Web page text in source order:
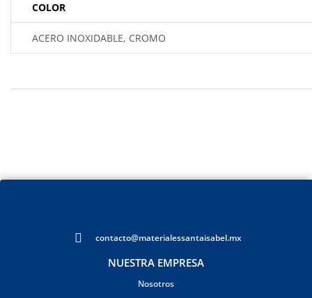
COLOR
ACERO INOXIDABLE, CROMO
contacto@materialessantaisabel.mx
NUESTRA EMPRESA
Nosotros